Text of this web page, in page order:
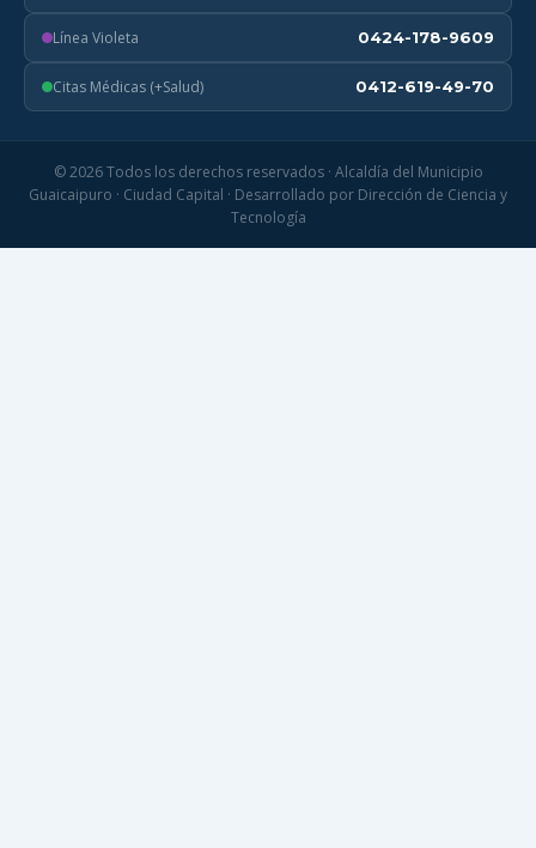
Línea Violeta 0424-178-9609
Citas Médicas (+Salud) 0412-619-49-70
© 2026 Todos los derechos reservados · Alcaldía del Municipio
Guaicaipuro · Ciudad Capital · Desarrollado por Dirección de Ciencia y
Tecnología